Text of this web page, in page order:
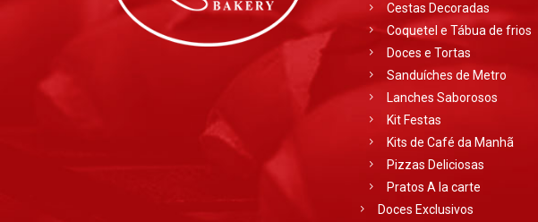
Cestas Decoradas
Coquetel e Tábua de frios
Doces e Tortas
Sanduíches de Metro
Lanches Saborosos
Kit Festas
Kits de Café da Manhã
Pizzas Deliciosas
Pratos A la carte
Doces Exclusivos